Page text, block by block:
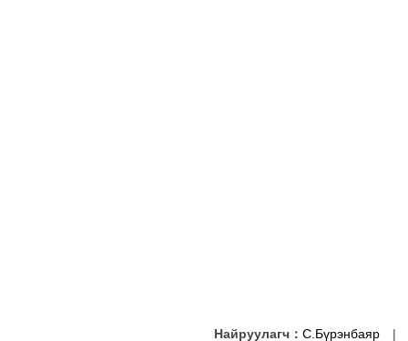
Найруулагч： С.Бүрэнбаяр |